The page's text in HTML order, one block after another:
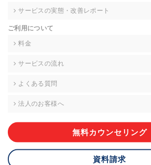
的な期間内に対応いたします。ただし、申請が
により、ご希望に添えない場合があります。 な
グなどの個人情報以外の情報については、原則
株式会社div 個人情報問合せ窓口
メールアドレス:privacy_policy@di-v.co.jp
ご本人様が当社に個人情報を提供されるかどう
応ができない場合があります。
サービスの実態・改善レポート
ご利用について
料金
サービスの流れ
よくある質問
法人のお客様へ
無料カウンセリング
資料請求